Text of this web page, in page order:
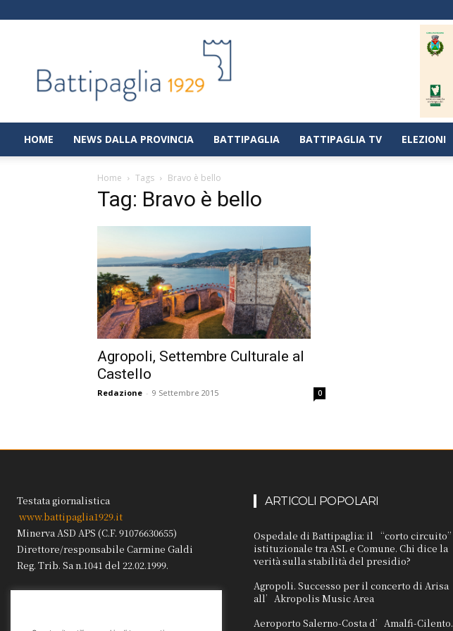
|
Notizie
dalla
città
di
HOME NEWS DALLA PROVINCIA BATTIPAGLIA BATTIPAGLIA TV ELEZIONI
Home Tags Bravo è bello
Tag: Bravo è bello
Agropoli, Settembre Culturale al
Castello
Redazione - 9 Settembre 2015 0
Testata giornalistica
www.battipaglia1929.it
Minerva ASD APS (C.F. 91076630655)
Direttore/responsabile Carmine Galdi
Reg. Trib. Sa n.1041 del 22.02.1999.
ARTICOLI POPOLARI
Ospedale di Battipaglia: il “corto circuito”
istituzionale tra ASL e Comune. Chi dice la
verità sulla stabilità del presidio?
Agropoli. Successo per il concerto di Arisa
all’Akropolis Music Area
Aeroporto Salerno-Costa d’Amalfi-Cilento.